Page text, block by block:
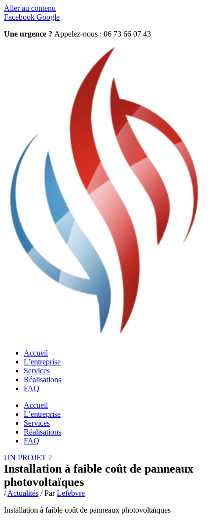
Aller au contenu
Facebook Google
Une urgence ? Appelez-nous : 06 73 66 07 43
Accueil
L’entreprise
Services
Réalisations
FAQ
Accueil
L’entreprise
Services
Réalisations
FAQ
UN PROJET ?
Installation à faible coût de panneaux
photovoltaïques
/Actualités / ParLefebvre
Installation à faible coût de panneaux photovoltaïques